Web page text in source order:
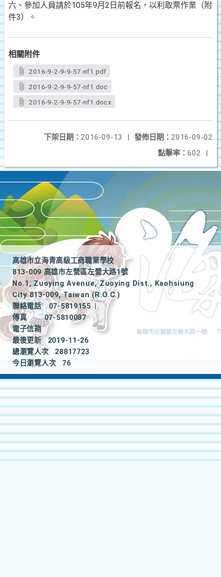
六、參加人員請於105年9月2日前報名，以利取票作業（附
件3）。
相關附件
2016-9-2-9-9-57-nf1.pdf
2016-9-2-9-9-57-nf1.doc
2016-9-2-9-9-57-nf1.docx
發佈日期： 2016-09-02
下架日期： 2016-09-13
|
點擊率： 602 |
高雄市立海青高級工商職業學校
813-009 高雄市左營區左營大路1號
No.1, Zuoying Avenue, Zuoying Dist., Kaohsiung
City 813-009, Taiwan (R.O.C.)
聯絡電話
07-5819155
|
傳真
07-5810087
電子信箱
最後更新
2019-11-26
總瀏覽人次
28817723
今日瀏覽人次
76